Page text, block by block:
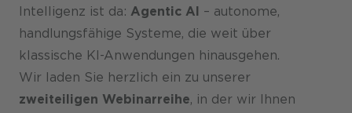
Events
Blog
Podcast
Nachhaltigkeit CANCOM SE
Intelligenz ist da: Agentic AI – autonome,
handlungsfähige Systeme, die weit über
klassische KI-Anwendungen hinausgehen.
Wir laden Sie herzlich ein zu unserer
zweiteiligen Webinarreihe, in der wir Ihnen